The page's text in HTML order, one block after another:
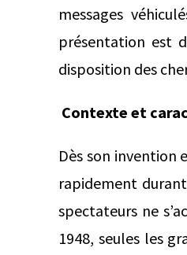
messages
présentation est
disposition des
Contexte et
Dès son invention
rapidement
spectateurs ne
1948, seules les